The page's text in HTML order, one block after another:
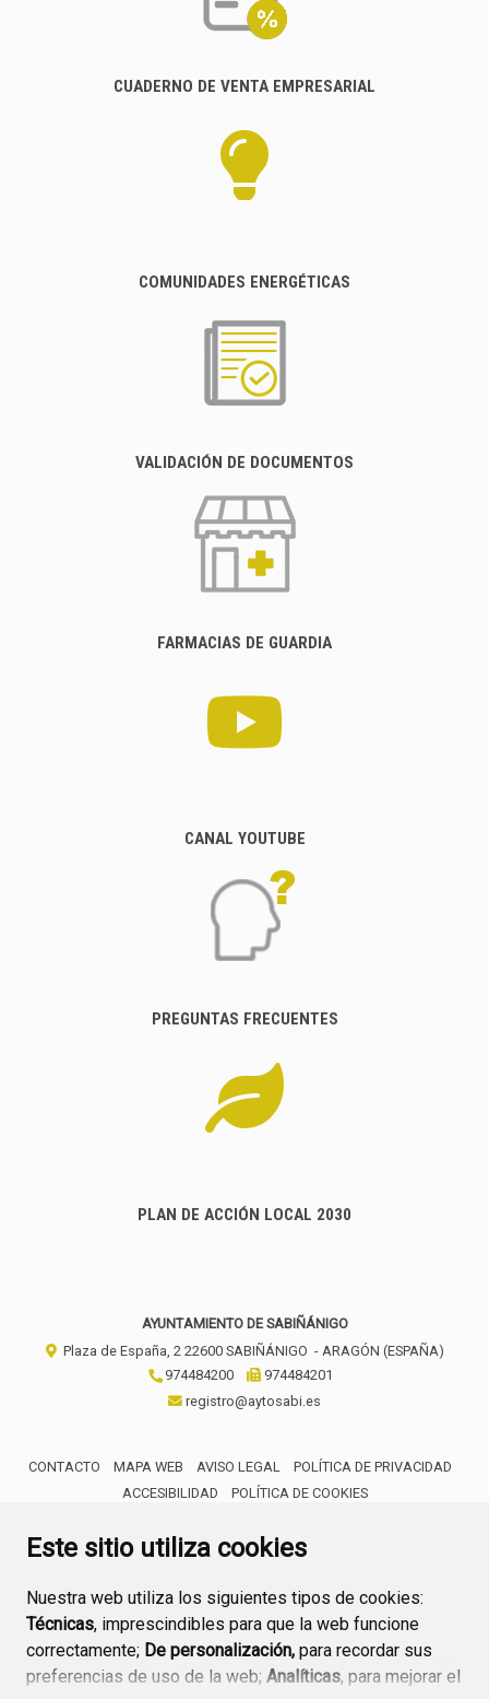
Este sitio utiliza cookies
Nuestra web utiliza los siguientes tipos de cookies:
Técnicas, imprescindibles para que la web funcione
correctamente; De personalización, para recordar sus
preferencias de uso de la web; Analíticas, para mejorar el
CUADERNO DE VENTA EMPRESARIAL
COMUNIDADES ENERGÉTICAS
VALIDACIÓN DE DOCUMENTOS
FARMACIAS DE GUARDIA
CANAL YOUTUBE
PREGUNTAS FRECUENTES
PLAN DE ACCIÓN LOCAL 2030
AYUNTAMIENTO DE SABIÑÁNIGO
Plaza de España, 2 22600 SABIÑÁNIGO - ARAGÓN (ESPAÑA)
974484200
974484201
registro@aytosabi.es
CONTACTO MAPA WEB AVISO LEGAL
POLÍTICA DE PRIVACIDAD
ACCESIBILIDAD
POLÍTICA DE COOKIES